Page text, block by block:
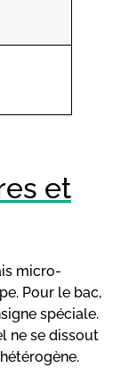
et
micro-
Pour le bac,
spéciale.
ne se dissout